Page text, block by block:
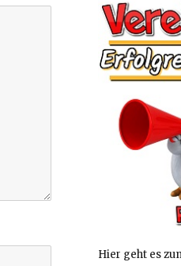
Hier geht es